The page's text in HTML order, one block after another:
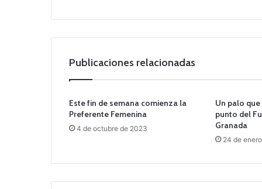
Publicaciones relacionadas
Este fin de semana comienza la
Preferente Femenina
4 de octubre de 2023
Un palo
punto del
Granada
24 de